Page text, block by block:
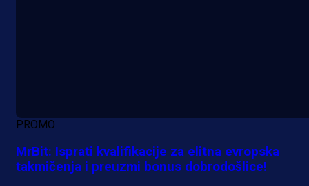
PROMO
MrBit: Isprati kvalifikacije za elitna evropska
takmičenja i preuzmi bonus dobrodošlice!